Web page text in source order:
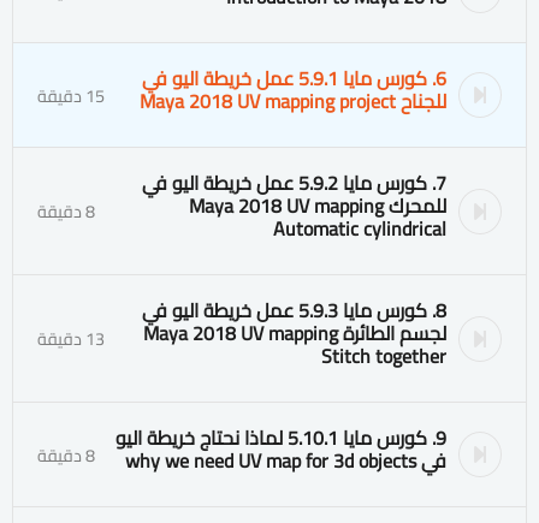
6. كورس مايا 5.9.1 عمل خريطة اليو في
للجناح Maya 2018 UV mapping project 15 دقيقة
7. كورس مايا 5.9.2 عمل خريطة اليو في
للمحرك Maya 2018 UV mapping
Automatic cylindrical 8 دقيقة
8. كورس مايا 5.9.3 عمل خريطة اليو في
لجسم الطائرة Maya 2018 UV mapping
Stitch together 13 دقيقة
9. كورس مايا 5.10.1 لماذا نحتاج خريطة اليو
في why we need UV map for 3d objects 8 دقيقة